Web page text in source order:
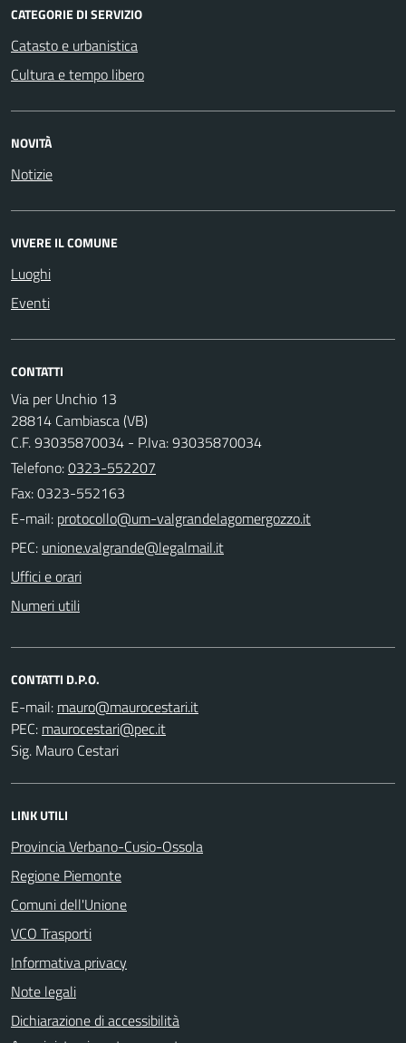
CATEGORIE DI SERVIZIO
Catasto e urbanistica
Cultura e tempo libero
NOVITÀ
Notizie
VIVERE IL COMUNE
Luoghi
Eventi
CONTATTI
Via per Unchio 13
28814 Cambiasca (VB)
C.F. 93035870034 - P.Iva: 93035870034
Telefono:0323-552207
Fax: 0323-552163
E-mail:
PEC:
Uffici e orari
Numeri utili
CONTATTI D.P.O.
E-mail:
PEC:
Sig. Mauro Cestari
LINK UTILI
Provincia Verbano-Cusio-Ossola
Regione Piemonte
Comuni dell'Unione
VCO Trasporti
Informativa privacy
Note legali
Dichiarazione di accessibilità